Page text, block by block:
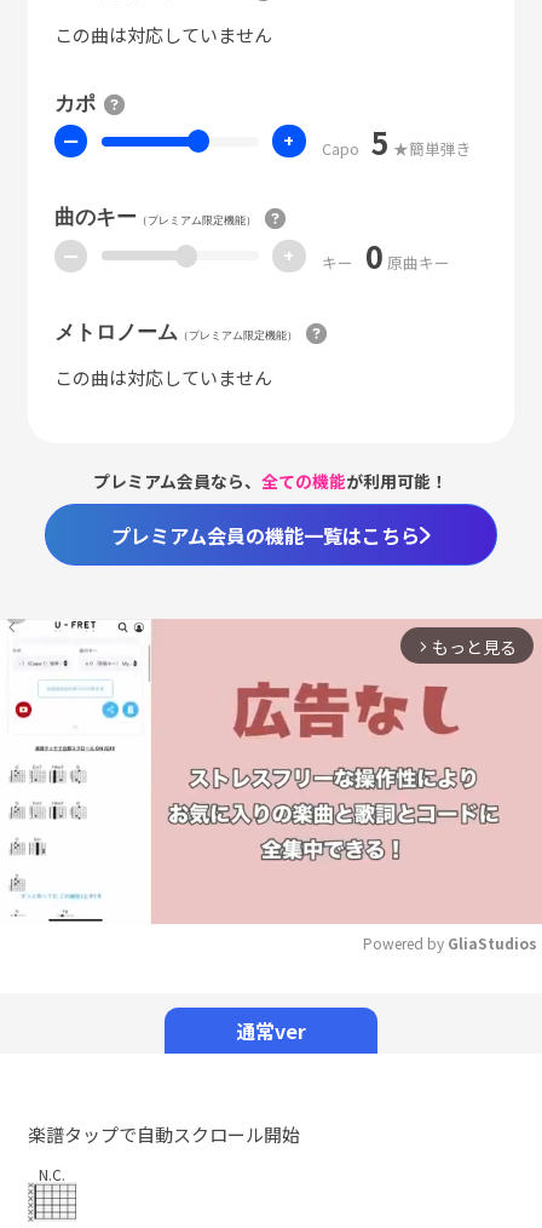
この曲は対応していません
カポ
ー + Capo 5 ★簡単弾き
曲のキー（プレミアム限定機能）
ー + キー 0 原曲キー
メトロノーム （プレミアム限定機能）
この曲は対応していません
プレミアム会員なら、全ての機能が利用可能！
プレミアム会員の機能一覧はこちら
arrow_forward_ios もっと見る
Powered by GliaStudios
通常ver
楽譜タップで自動スクロール開始
N.C.